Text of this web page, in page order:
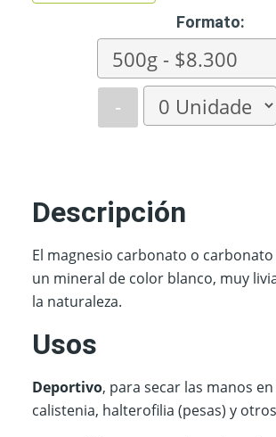
Formato:
-
Descripción
El magnesio carbonato o
un mineral de color blanco, muy
la naturaleza.
Usos
Deportivo, para secar las manos
calistenia, halterofilia (pesas) y